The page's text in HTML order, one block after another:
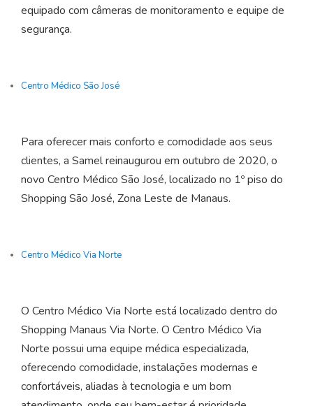
equipado com câmeras de monitoramento e equipe de
segurança.
Centro Médico São José
Para oferecer mais conforto e comodidade aos seus
clientes, a Samel reinaugurou em outubro de 2020, o
novo Centro Médico São José, localizado no 1º piso do
Shopping São José, Zona Leste de Manaus.
Centro Médico Via Norte
O Centro Médico Via Norte está localizado dentro do
Shopping Manaus Via Norte. O Centro Médico Via
Norte possui uma equipe médica especializada,
oferecendo comodidade, instalações modernas e
confortáveis, aliadas à tecnologia e um bom